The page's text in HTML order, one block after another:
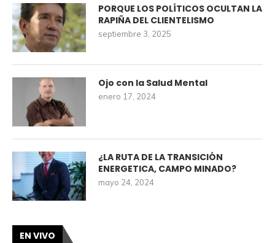
PORQUE LOS POLÍTICOS OCULTAN LA
RAPIÑA DEL CLIENTELISMO
septiembre 3, 2025
Ojo con la Salud Mental
enero 17, 2024
¿LA RUTA DE LA TRANSICIÓN
ENERGETICA, CAMPO MINADO?
mayo 24, 2024
EN VIVO